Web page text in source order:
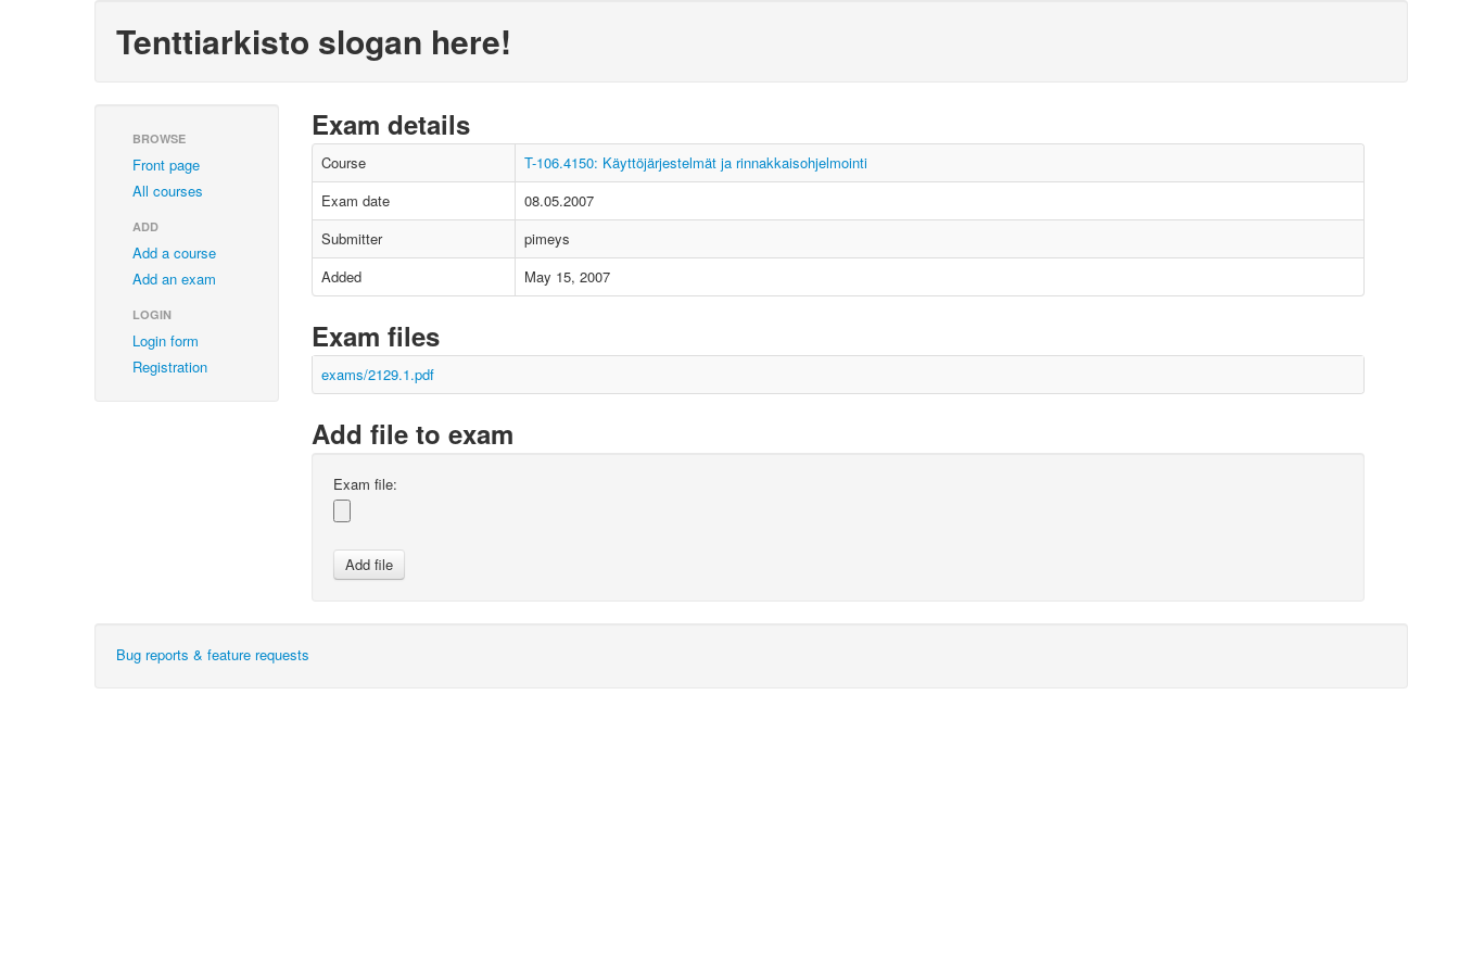
Tenttiarkisto slogan here!
BROWSE
Front page
All courses
ADD
Add a course
Add an exam
LOGIN
Login form
Registration
Exam details
Course
T-106.4150: Käyttöjärjestelmät ja rinnakkaisohjelmointi
Exam date
08.05.2007
Submitter
pimeys
Added
May 15, 2007
Exam files
exams/2129.1.pdf
Add file to exam
Exam file:
Bug reports & feature requests